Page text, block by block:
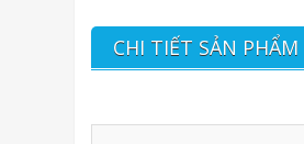
CHI TIẾT SẢN PHẨM